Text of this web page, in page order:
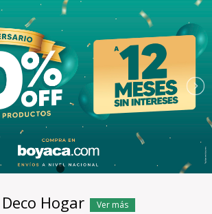
Hogar Ver más